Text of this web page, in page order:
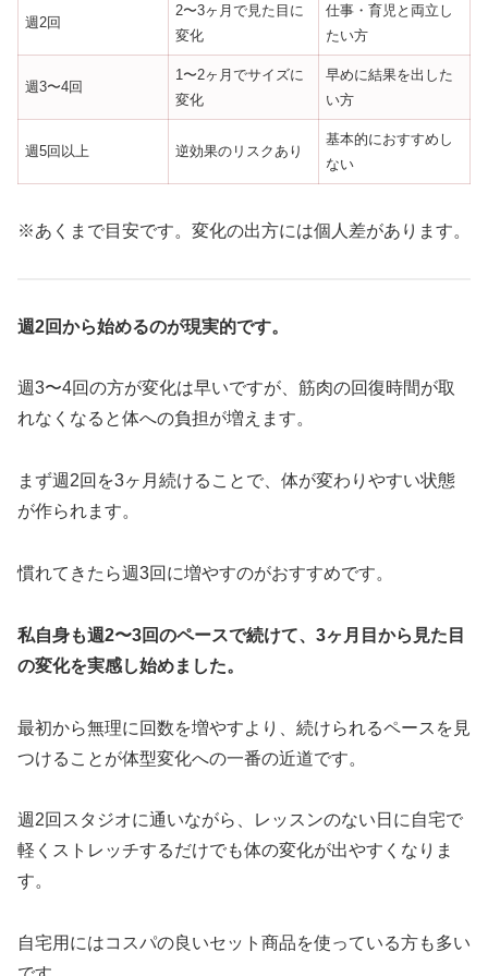
週2回
2〜3ヶ月で見た目に
変化
仕事・育児と両立し
たい方
週3〜4回
1〜2ヶ月でサイズに
変化
早めに結果を出した
い方
週5回以上 逆効果のリスクあり
基本的におすすめし
ない
※あくまで目安です。変化の出方には個人差があります。
週2回から始めるのが現実的です。
週3〜4回の方が変化は早いですが、筋肉の回復時間が取
れなくなると体への負担が増えます。
まず週2回を3ヶ月続けることで、体が変わりやすい状態
が作られます。
慣れてきたら週3回に増やすのがおすすめです。
私自身も週2〜3回のペースで続けて、3ヶ月目から見た目
の変化を実感し始めました。
最初から無理に回数を増やすより、続けられるペースを見
つけることが体型変化への一番の近道です。
週2回スタジオに通いながら、レッスンのない日に自宅で
軽くストレッチするだけでも体の変化が出やすくなりま
す。
自宅用にはコスパの良いセット商品を使っている方も多い